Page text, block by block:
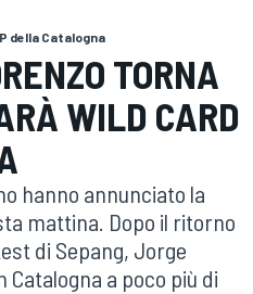
della Catalogna
TORNA
WILD CARD
hanno annunciato la
mattina. Dopo il ritorno
di Sepang, Jorge
a poco più di